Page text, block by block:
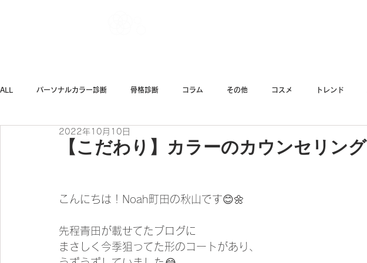
ALL パーソナルカラー診断 骨格診断 コラム その他 コスメ トレンド
ファッション
【こだわり】カラーのカウンセリング
2022年10月10日
こんにちは！Noah町田の秋山です😊🌼
先程青田が載せてたブログに
まさしく今季狙ってた形のコートがあり、